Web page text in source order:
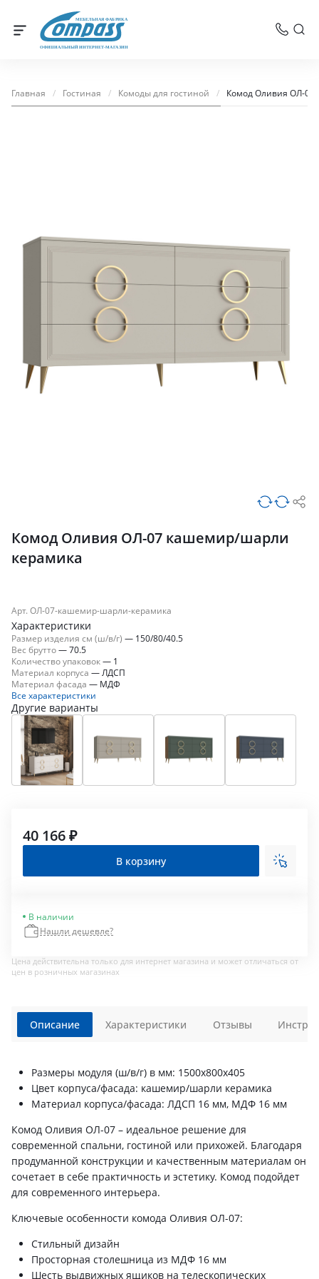
МЕБЕЛЬНАЯ ФАБРИКА
ОФИЦИАЛЬНЫЙ ИНТЕРНЕТ-МАГАЗИН
Главная / Гостиная / Комоды для гостиной / Комод Оливия ОЛ-
Комод Оливия ОЛ-07 кашемир/шарли
керамика
Арт. ОЛ-07-кашемир-шарли-керамика
Характеристики
Размер изделия см (ш/в/г) — 150/80/40.5
Вес брутто—70.5
Количество упаковок— 1
Материал корпуса — ЛДСП
Материал фасада — МДФ
Все характеристики
Другие варианты
40 166 ₽
В корзину
В наличии
Нашли дешевле?
Цена действительна только для интернет магазина и может отличаться от
цен в розничных магазинах
Описание
Размеры модуля (ш/в/г) в мм: 1500х800х405
Цвет корпуса/фасада: кашемир/шарли керамика
Материал корпуса/фасада: ЛДСП 16 мм, МДФ 16 мм
Комод Оливия ОЛ-07 – идеальное решение для
современной спальни, гостиной или прихожей. Благодаря
продуманной конструкции и качественным материалам он
сочетает в себе практичность и эстетику. Комод подойдет
для современного интерьера.
Ключевые особенности комода Оливия ОЛ-07:
Стильный дизайн
Просторная столешница из МДФ 16 мм
Шесть выдвижных ящиков на телескопических
Характеристики Отзывы